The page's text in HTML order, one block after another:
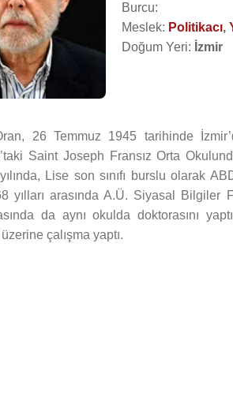
Burcu:
Meslek: Politikacı,
Doğum Yeri: İzmir
26 Temmuz 1945 tarihinde
Saint Joseph Fransız Orta
Lise son sınıfı burslu olarak
yılları arasında A.Ü. Siyasal Bilgiler
da aynı okulda doktorasını
üzerine çalışma yaptı.